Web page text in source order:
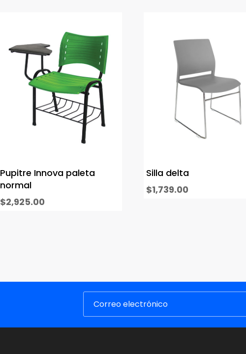
Pupitre Innova paleta
normal
$2,925.00
Silla delta
$1,739.00